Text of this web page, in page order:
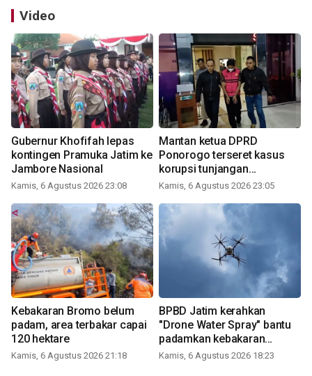
Video
Gubernur Khofifah lepas
kontingen Pramuka Jatim ke
Jambore Nasional
Kamis, 6 Agustus 2026 23:08
Mantan ketua DPRD
Ponorogo terseret kasus
korupsi tunjangan
perumahan
Kamis, 6 Agustus 2026 23:05
Kebakaran Bromo belum
padam, area terbakar capai
120 hektare
Kamis, 6 Agustus 2026 21:18
BPBD Jatim kerahkan
"Drone Water Spray" bantu
padamkan kebakaran
Bromo
Kamis, 6 Agustus 2026 18:23